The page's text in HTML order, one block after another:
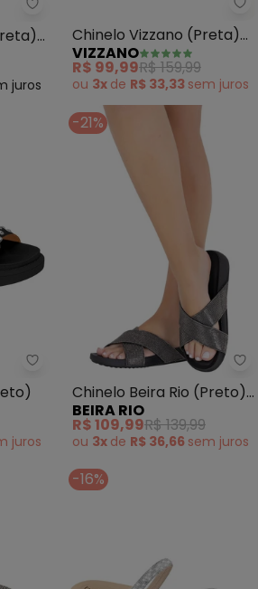
Perfecta - Sandália Papete
juros
Chinelo Vizzano (Preta)
em Sintético
VIZZANO
R$ 99,99R$ 159,99
ou 3x de R$ 33,33 sem juros
Vizzano - Papete Vizzano
juros
-21%
Chinelo Beira Rio (Preto)
em Sintético
BEIRA RIO
R$ 109,99R$ 139,99
ou 3x de R$ 36,66 sem juros
-16%